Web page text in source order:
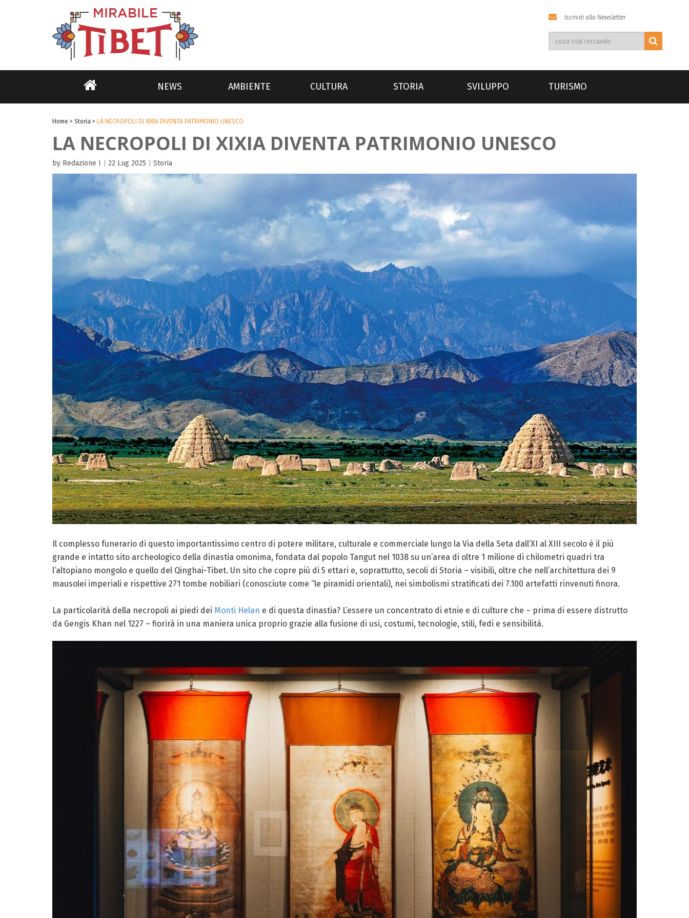
Iscriviti alla Newsletter
NEWS AMBIENTE CULTURA STORIA SVILUPPO TURISMO
Home > Storia > LA NECROPOLI DI XIXIA DIVENTA PATRIMONIO UNESCO
LA NECROPOLI DI XIXIA DIVENTA PATRIMONIO UNESCO
by Redazione I 22 Lug 2025 Storia
Il complesso funerario di questo importantissimo centro di potere militare, culturale e commerciale lungo la Via della Seta dall’XI al XIII secolo è il più
grande e intatto sito archeologico della dinastia omonima, fondata dal popolo Tangut nel 1038 su un’area di oltre 1 milione di chilometri quadri tra
l’altopiano mongolo e quello del Qinghai-Tibet. Un sito che copre più di 5 ettari e, soprattutto, secoli di Storia – visibili, oltre che nell’architettura dei 9
mausolei imperiali e rispettive 271 tombe nobiliari (conosciute come “le piramidi orientali), nei simbolismi stratificati dei 7.100 artefatti rinvenuti finora.
La particolarità della necropoli ai piedi dei Monti Helan e di questa dinastia? L’essere un concentrato di etnie e di culture che – prima di essere distrutto
da Gengis Khan nel 1227 – fiorirà in una maniera unica proprio grazie alla fusione di usi, costumi, tecnologie, stili, fedi e sensibilità.